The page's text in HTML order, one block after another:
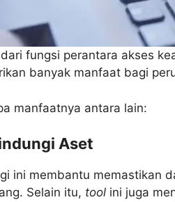
fungsi perantara akses
banyak manfaat bagi
manfaatnya antara lain:
Aset
ini membantu memastikan
Selain itu, tool ini juga